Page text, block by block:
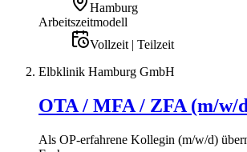
Hamburg
Arbeitszeitmodell
Vollzeit | Teilzeit
Elbklinik Hamburg GmbH
OTA / MFA / ZFA (m/
Als OP-erfahrene Kollegin (m/w/d)